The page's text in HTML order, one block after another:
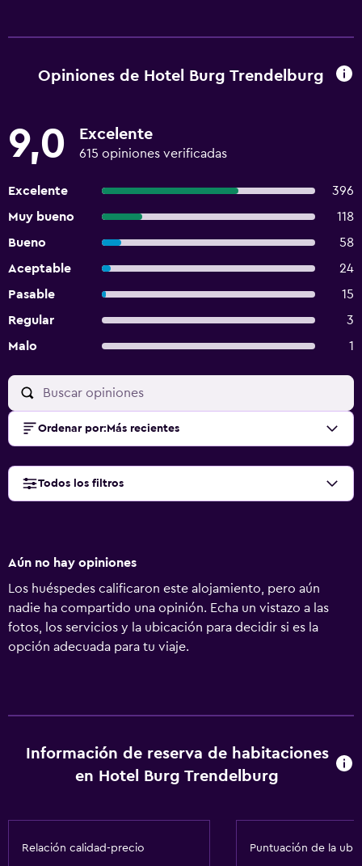
Opiniones de Hotel Burg Trendelburg
9,0 Excelente
615 opiniones verificadas
Excelente
396
Muy bueno
118
Bueno
58
Aceptable
24
Pasable
15
Regular
3
Malo
1
Ordenar por: Más recientes
Todos los filtros
Aún no hay opiniones
Los huéspedes calificaron este alojamiento, pero aún
nadie ha compartido una opinión. Echa un vistazo a las
fotos, los servicios y la ubicación para decidir si es la
opción adecuada para tu viaje.
Información de reserva de habitaciones
en Hotel Burg Trendelburg
Relación calidad-precio Puntuación de la